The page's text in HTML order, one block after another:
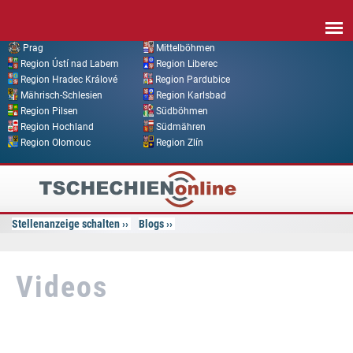
Prag
Mittelböhmen
Region Ústí nad Labem
Region Liberec
Region Hradec Králové
Region Pardubice
Mährisch-Schlesien
Region Karlsbad
Region Pilsen
Südböhmen
Region Hochland
Südmähren
Region Olomouc
Region Zlín
Tschechien
Online
Stellenanzeige schalten Blogs
Videos